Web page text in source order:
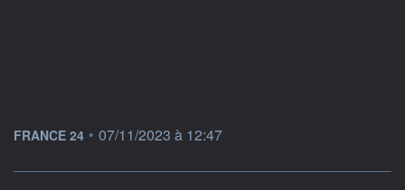
information fournie par
FRANCE 24 • 07/11/2023 à 12:47